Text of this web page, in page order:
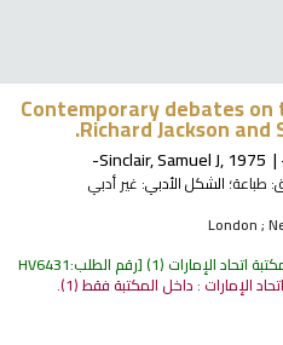
Contemporary debates
Richard Jackson and
Sinclair, Samuel J, 1975-
طباعة؛ الشكل الأدبي: غير أدبي
London ;
اتحاد الإمارات (1) رقم الطلب:HV6431
الإمارات : داخل المكتبة فقط(1).